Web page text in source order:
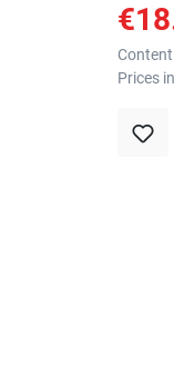
Prices